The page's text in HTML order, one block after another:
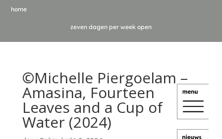
home
zeven dagen per week open
©Michelle Piergoelam –
Amasina, Fourteen
Leaves and a Cup of
Water (2024)